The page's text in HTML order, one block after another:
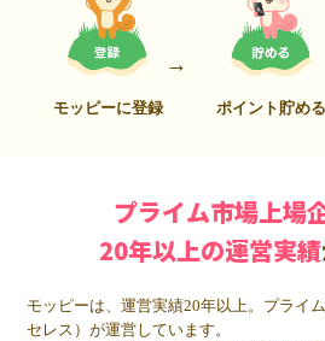
モッピーに登録 ポイント貯める
プライム市場上場
20年以上の運営実績
モッピーは、運営実績20年以上。プライ
セレス）が運営しています。